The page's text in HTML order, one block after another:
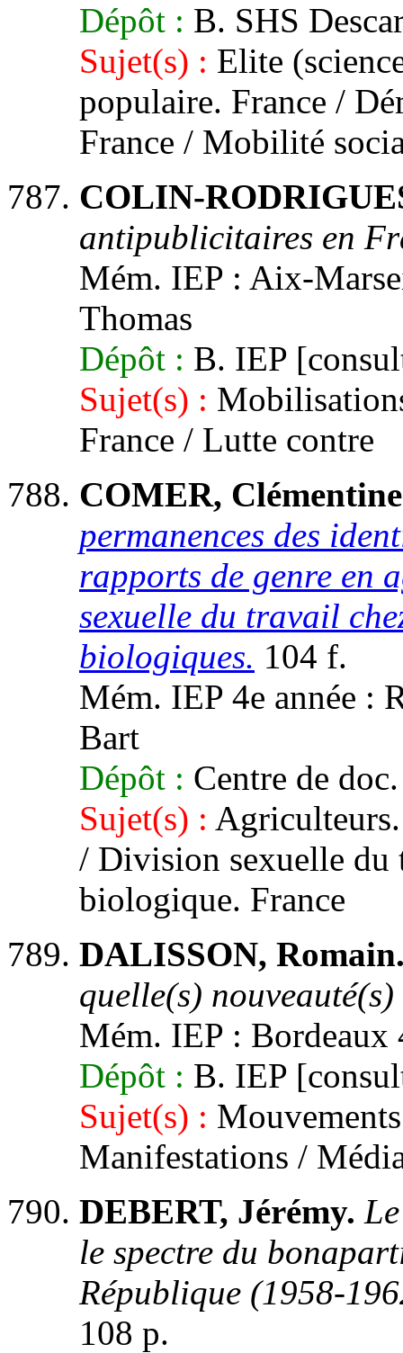
Dépôt : B. SHS
Sujet(s) : Elite
populaire. France /
France / Mobilité
COLIN-
antipublicitaires en
Mém. IEP : Aix-
Thomas
Dépôt : B. IEP
Sujet(s) :
France / Lutte contre
COMER,
permanences des
rapports de genre en
sexuelle du travail
biologiques. 104 f.
Mém. IEP 4e année :
Bart
Dépôt : Centre de
Sujet(s) :
/ Division sexuelle du
biologique. France
DALISSON,
quelle(s) nouveauté(s)
Mém. IEP : Bordeaux
Dépôt : B. IEP
Sujet(s) :
Manifestations /
DEBERT, Jérémy.
le spectre du
République (1958-
108 p.